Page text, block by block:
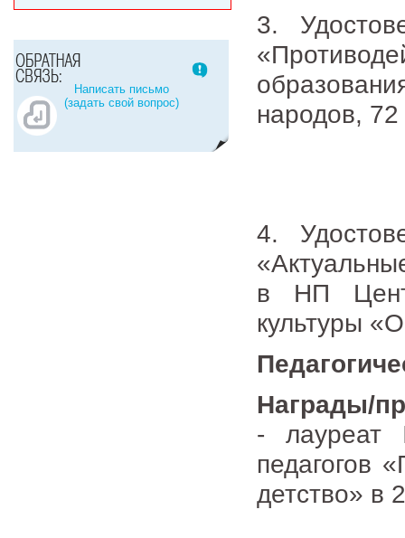
Написать письмо
(задать свой вопрос)
3.
народов, 72
4.
в НП
культуры
Награды/
- лауреат
педагогов
детство» в